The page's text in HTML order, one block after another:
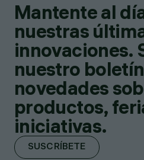
Mantente al
nuestras
innovaciones.
nuestro
novedades
productos,
iniciativas.
SUSCRÍBETE